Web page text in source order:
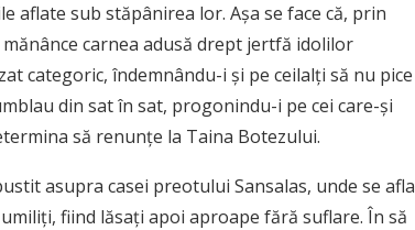
sub stăpânirea lor. Așa se face că, prin
carnea adusă drept jertfă idolilor
categoric, îndemnându-i și pe ceilalți să nu pice
din sat în sat, progonindu-i pe cei care-și
să renunțe la Taina Botezului.
asupra casei preotului Sansalas, unde se afla
fiind lăsați apoi aproape fără suflare. În să